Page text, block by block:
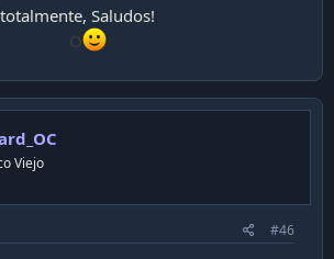
Saludos!
O
Viejo
#46